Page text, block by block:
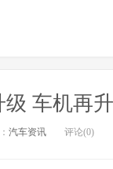
车机再
汽车资讯 评论(0)